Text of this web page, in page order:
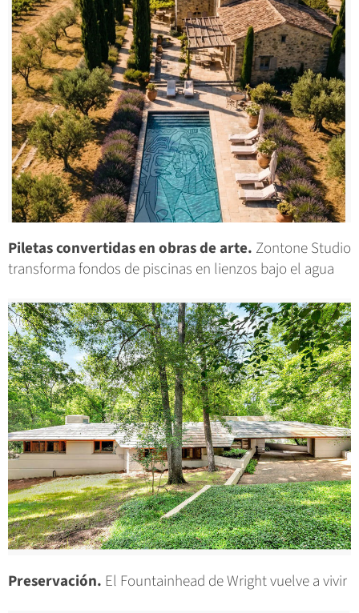
Piletas convertidas en obras de arte. Zontone Studio
transforma fondos de piscinas en lienzos bajo el agua
Preservación. El Fountainhead de Wright vuelve a vivir